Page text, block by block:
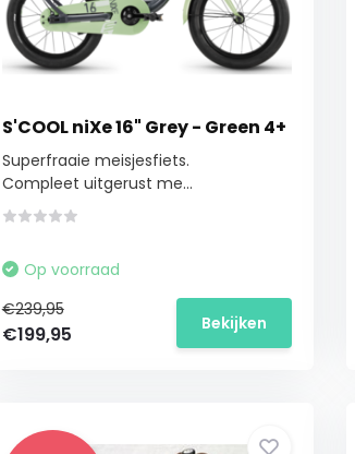
S'COOL niXe 16" Grey - Green 4+
Superfraaie meisjesfiets.
Compleet uitgerust me...
Op voorraad
€239,95
€199,95 Bekijken